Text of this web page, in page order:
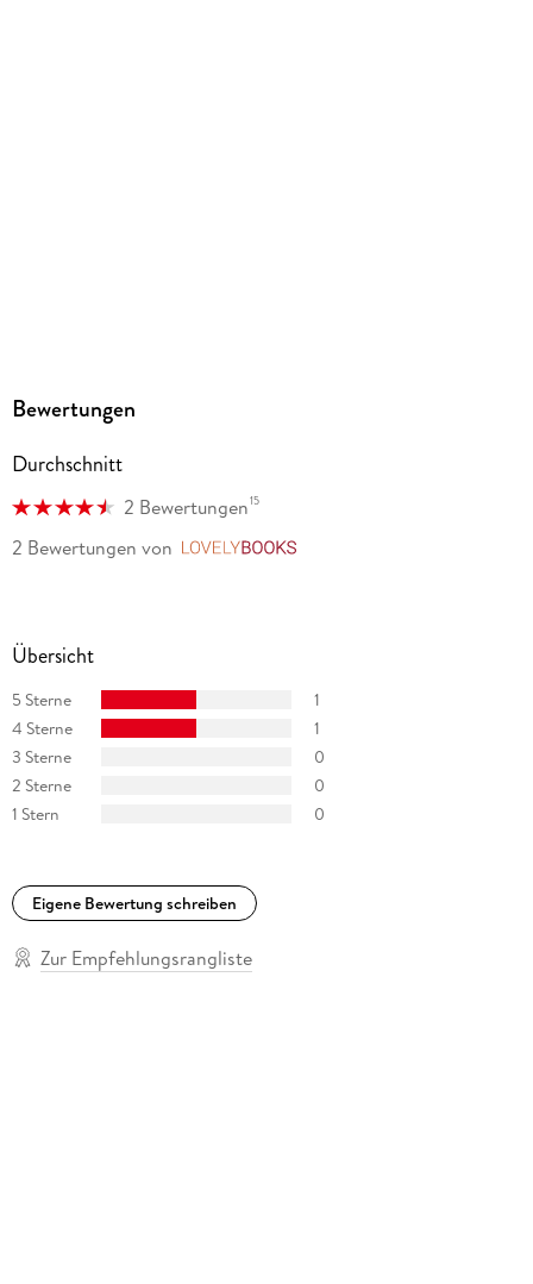
Bewertungen
Durchschnitt
2 Bewertungen15
2 Bewertungen von
Übersicht
5 Sterne
1
4 Sterne
1
3 Sterne
0
2 Sterne
0
1 Stern
0
Eigene Bewertung schreiben
Zur Empfehlungsrangliste